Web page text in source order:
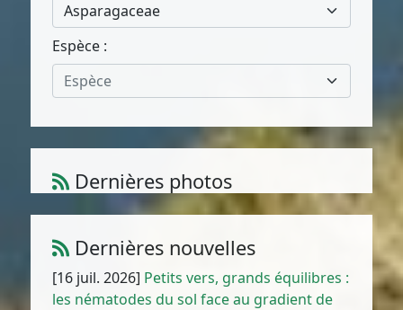
Asparagaceae
Espèce :
Espèce
Dernières photos
Atriplex parvifolia Lowe
Dernières nouvelles
[16 juil. 2026] Petits vers, grands équilibres :
les nématodes du sol face au gradient de